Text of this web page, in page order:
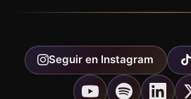
Seguir en Instagram